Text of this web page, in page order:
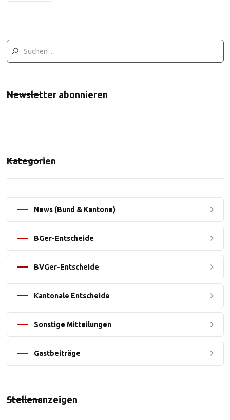
Newsletter abonnieren
Kategorien
News (Bund & Kantone)
BGer-Entscheide
BVGer-Entscheide
Kantonale Entscheide
Sonstige Mitteilungen
Gastbeiträge
Stellenanzeigen